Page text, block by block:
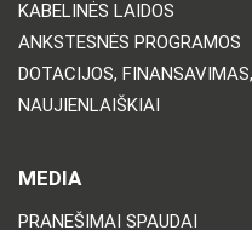
KABELINĖS LAIDOS
ANKSTESNĖS PROGRAMOS
DOTACIJOS,
NAUJIENLAIŠKIAI
MEDIA
PRANEŠIMAI SPAUDAI